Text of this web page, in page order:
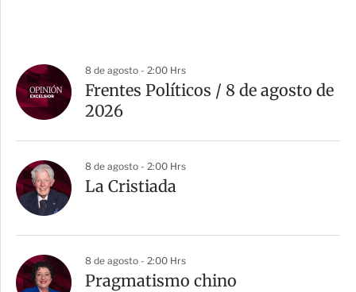
8 de agosto - 2:00 Hrs
Frentes Políticos / 8 de agosto de
2026
8 de agosto - 2:00 Hrs
La Cristiada
8 de agosto - 2:00 Hrs
Pragmatismo chino